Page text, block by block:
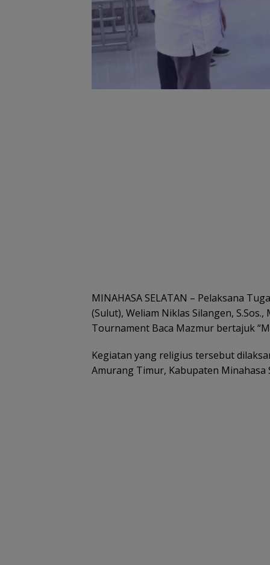
MINAHASA SELATAN – Pelaksana
(Sulut), Weliam Niklas Silangen,
Tournament Baca Mazmur bertajuk
Kegiatan yang religius tersebut
Amurang Timur, Kabupaten Minahasa